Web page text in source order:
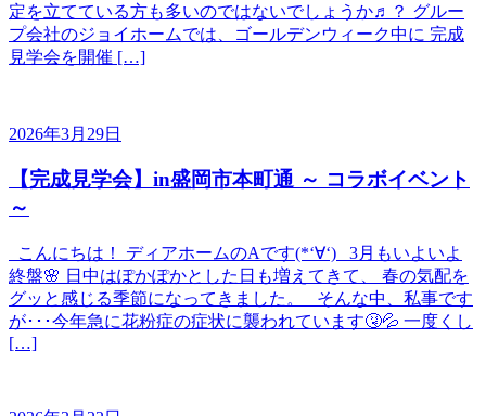
定を立てている方も多いのではないでしょうか♬？ グルー
プ会社のジョイホームでは、ゴールデンウィーク中に 完成
見学会を開催 […]
2026年3月29日
【完成見学会】in盛岡市本町通 ～ コラボイベント
～
こんにちは！ ディアホームのAです(*‘∀‘) 3月もいよいよ
終盤🌸 日中はぽかぽかとした日も増えてきて、 春の気配を
グッと感じる季節になってきました。 そんな中、私事です
が･･･今年急に花粉症の症状に襲われています🤧💦 一度くし
[…]